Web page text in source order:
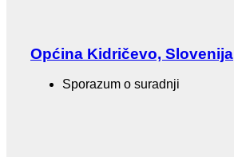
Općina Kidričevo, Slovenija
Sporazum o suradnji